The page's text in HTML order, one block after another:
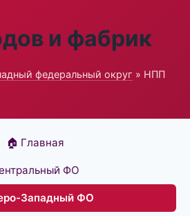
и фабрик
федеральный округ » НПП
🏠 Главная
ФО
Западный ФО